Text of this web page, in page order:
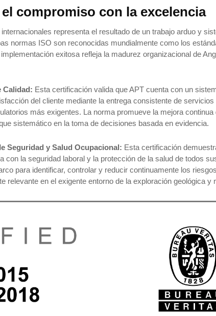
compromiso con la excelencia
representa el resultado de un trabajo arduo y
normas ISO son reconocidas mundialmente como los
exitosa refleja la madurez organizacional de
Calidad: Esta certificación valida que APT cuenta con un
del cliente mediante la entrega consistente de servicios
más exigentes. La norma promueve la mejora continua
sistemático en la toma de decisiones basada en evidencia.
Seguridad y Salud Ocupacional: Esta certificación
con la seguridad laboral y la protección de la salud de todos
para identificar, controlar y reducir continuamente los
relevante en el exigente entorno de la exploración geológica y